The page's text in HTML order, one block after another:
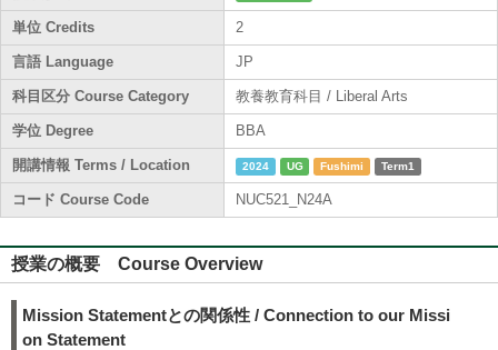
単位 Credits 2
言語 Language JP
科目区分 Course Category 教養教育科目 / Liberal Arts
学位 Degree BBA
開講情報 Terms / Location 2024 UG Fushimi Term1
コード Course Code NUC521_N24A
授業の概要 Course Overview
Mission Statementとの関係性 / Connection to our Missi
on Statement